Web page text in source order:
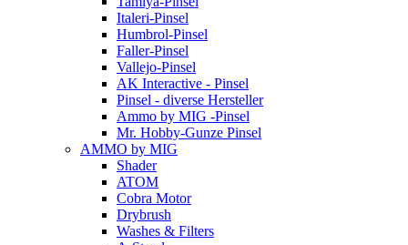
Italeri-Pinsel
Humbrol-Pinsel
Faller-Pinsel
Vallejo-Pinsel
AK Interactive - Pinsel
Pinsel - diverse Hersteller
Ammo by MIG -Pinsel
Mr. Hobby-Gunze Pinsel
AMMO by MIG
Shader
ATOM
Cobra Motor
Drybrush
Washes & Filters